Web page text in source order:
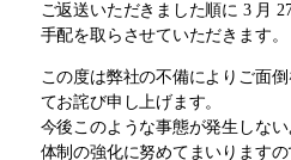
ご返送いただきました順に 3 月
手配を取らさせていただきます。
この度は弊社の不備によりご面
てお詫び申し上げます。
今後このような事態が発生しな
体制の強化に努めてまいります